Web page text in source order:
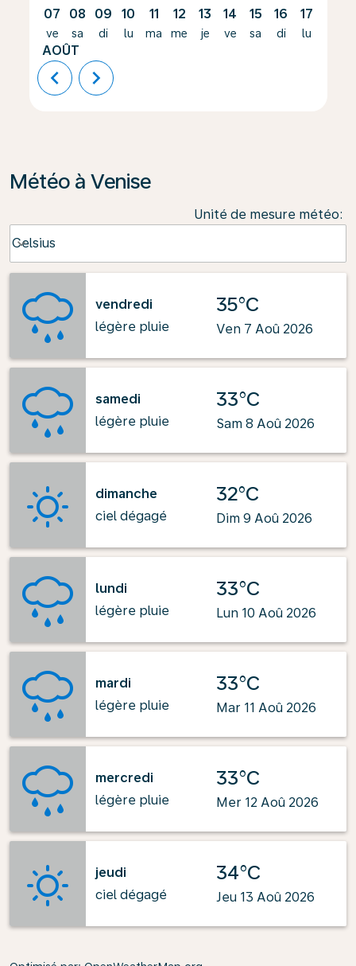
07
ve
AOÛT
08
sa
09
di
10
lu
11
ma
12
me
13
je
14
ve
15
sa
16
di
17
lu
chevron_left chevron_right
Météo à Venise
Unité de mesure météo:
Celsius
keyboard_arrow_down
vendredi
légère pluie
35°C
Ven 7 Aoû 2026
samedi
légère pluie
33°C
Sam 8 Aoû 2026
dimanche
ciel dégagé
32°C
Dim 9 Aoû 2026
lundi
légère pluie
33°C
Lun 10 Aoû 2026
mardi
légère pluie
33°C
Mar 11 Aoû 2026
mercredi
légère pluie
33°C
Mer 12 Aoû 2026
jeudi
ciel dégagé
34°C
Jeu 13 Aoû 2026